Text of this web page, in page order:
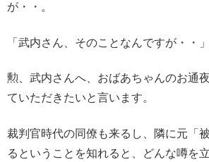
が・・。
「武内さん、そのことなんですが・・」
勲、武内さんへ、おばあちゃんのお通
ていただきたいと言います。
裁判官時代の同僚も来るし、隣に元「
るということを知れると、どんな噂を